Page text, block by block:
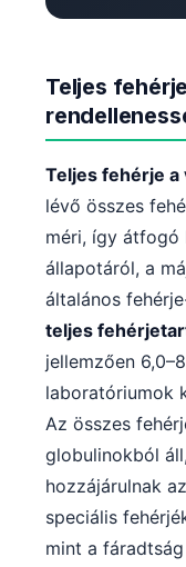
Teljes
Teljes fehérje a
lévő összes
méri, így átfogó
állapotáról, a
általános
teljes
jellemzően
laboratóriumok
Az összes
globulinokból
hozzájárulnak
speciális
mint a